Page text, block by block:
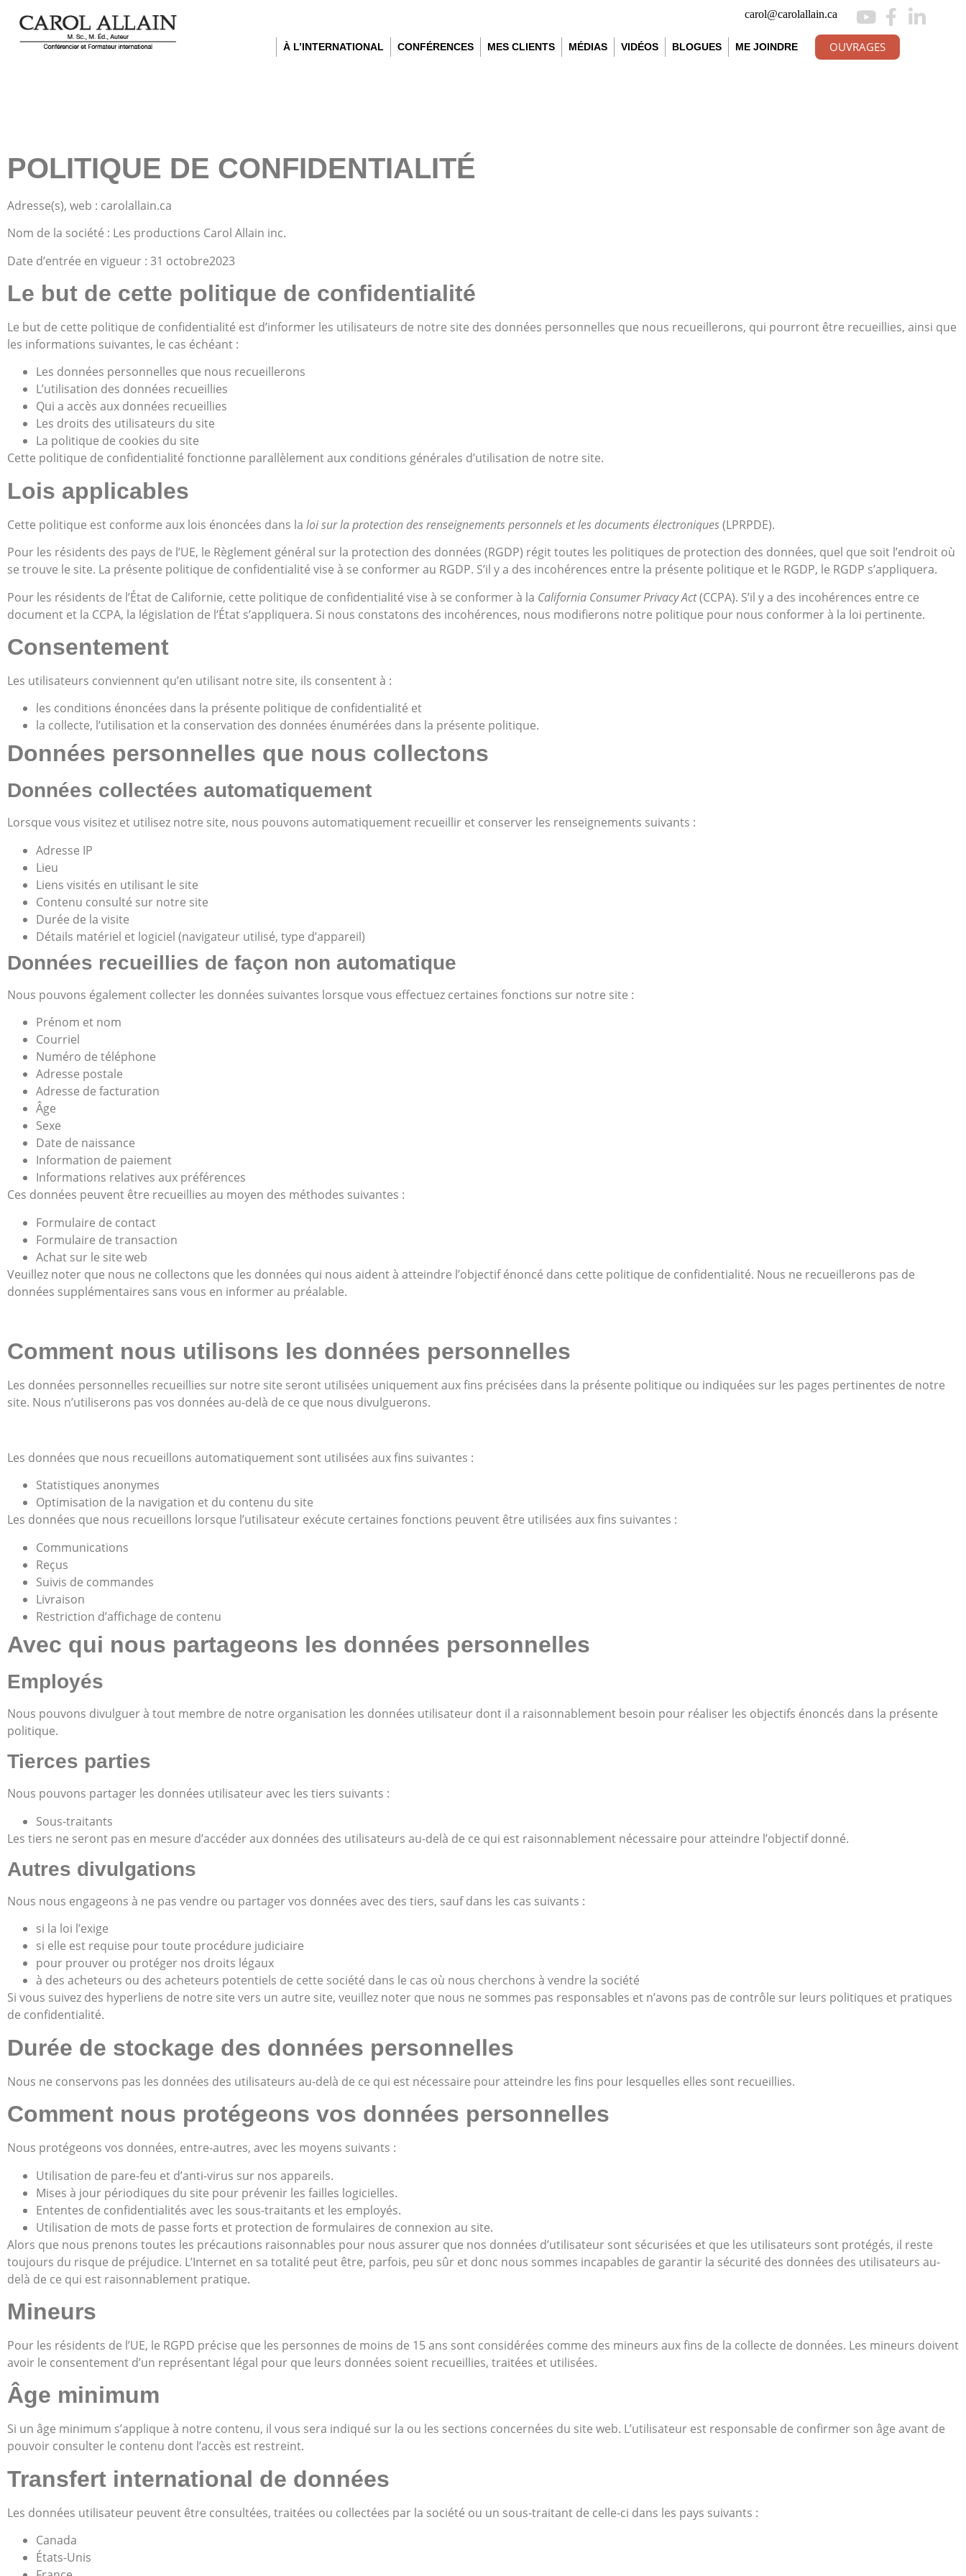
carol@carolallain.ca
À L’INTERNATIONAL CONFÉRENCES MES CLIENTS MÉDIAS VIDÉOS BLOGUES ME JOINDRE OUVRAGES
POLITIQUE DE CONFIDENTIALITÉ
Adresse(s), web : carolallain.ca
Nom de la société : Les productions Carol Allain inc.
Date d’entrée en vigueur : 31 octobre2023
Le but de cette politique de confidentialité
Le but de cette politique de confidentialité est d’informer les utilisateurs de notre site des données personnelles que nous recueillerons, qui pourront être recueillies, ainsi que
les informations suivantes, le cas échéant :
Les données personnelles que nous recueillerons
L’utilisation des données recueillies
Qui a accès aux données recueillies
Les droits des utilisateurs du site
La politique de cookies du site
Cette politique de confidentialité fonctionne parallèlement aux conditions générales d’utilisation de notre site.
Lois applicables
Cette politique est conforme aux lois énoncées dans la loi sur la protection des renseignements personnels et les documents électroniques(LPRPDE).
Pour les résidents des pays de l’UE, le Règlement général sur la protection des données (RGDP) régit toutes les politiques de protection des données, quel que soit l’endroit où
se trouve le site. La présente politique de confidentialité vise à se conformer au RGDP. S’il y a des incohérences entre la présente politique et le RGDP, le RGDP s’appliquera.
Pour les résidents de l’État de Californie, cette politique de confidentialité vise à se conformer à la California Consumer Privacy Act(CCPA). S’il y a des incohérences entre ce
document et la CCPA, la législation de l’État s’appliquera. Si nous constatons des incohérences, nous modifierons notre politique pour nous conformer à la loi pertinente.
Consentement
Les utilisateurs conviennent qu’en utilisant notre site, ils consentent à :
les conditions énoncées dans la présente politique de confidentialité et
la collecte, l’utilisation et la conservation des données énumérées dans la présente politique.
Données personnelles que nous collectons
Données collectées automatiquement
Lorsque vous visitez et utilisez notre site, nous pouvons automatiquement recueillir et conserver les renseignements suivants :
Adresse IP
Lieu
Liens visités en utilisant le site
Contenu consulté sur notre site
Durée de la visite
Détails matériel et logiciel (navigateur utilisé, type d’appareil)
Données recueillies de façon non automatique
Nous pouvons également collecter les données suivantes lorsque vous effectuez certaines fonctions sur notre site :
Prénom et nom
Courriel
Numéro de téléphone
Adresse postale
Adresse de facturation
Âge
Sexe
Date de naissance
Information de paiement
Informations relatives aux préférences
Ces données peuvent être recueillies au moyen des méthodes suivantes :
Formulaire de contact
Formulaire de transaction
Achat sur le site web
Veuillez noter que nous ne collectons que les données qui nous aident à atteindre l’objectif énoncé dans cette politique de confidentialité. Nous ne recueillerons pas de
données supplémentaires sans vous en informer au préalable.
Comment nous utilisons les données personnelles
Les données personnelles recueillies sur notre site seront utilisées uniquement aux fins précisées dans la présente politique ou indiquées sur les pages pertinentes de notre
site. Nous n’utiliserons pas vos données au-delà de ce que nous divulguerons.
Les données que nous recueillons automatiquement sont utilisées aux fins suivantes :
Statistiques anonymes
Optimisation de la navigation et du contenu du site
Les données que nous recueillons lorsque l’utilisateur exécute certaines fonctions peuvent être utilisées aux fins suivantes :
Communications
Reçus
Suivis de commandes
Livraison
Restriction d’affichage de contenu
Avec qui nous partageons les données personnelles
Employés
Nous pouvons divulguer à tout membre de notre organisation les données utilisateur dont il a raisonnablement besoin pour réaliser les objectifs énoncés dans la présente
politique.
Tierces parties
Nous pouvons partager les données utilisateur avec les tiers suivants :
Sous-traitants
Les tiers ne seront pas en mesure d’accéder aux données des utilisateurs au-delà de ce qui est raisonnablement nécessaire pour atteindre l’objectif donné.
Autres divulgations
Nous nous engageons à ne pas vendre ou partager vos données avec des tiers, sauf dans les cas suivants :
si la loi l’exige
si elle est requise pour toute procédure judiciaire
pour prouver ou protéger nos droits légaux
à des acheteurs ou des acheteurs potentiels de cette société dans le cas où nous cherchons à vendre la société
Si vous suivez des hyperliens de notre site vers un autre site, veuillez noter que nous ne sommes pas responsables et n’avons pas de contrôle sur leurs politiques et pratiques
de confidentialité.
Durée de stockage des données personnelles
Nous ne conservons pas les données des utilisateurs au-delà de ce qui est nécessaire pour atteindre les fins pour lesquelles elles sont recueillies.
Comment nous protégeons vos données personnelles
Nous protégeons vos données, entre-autres, avec les moyens suivants :
Utilisation de pare-feu et d’anti-virus sur nos appareils.
Mises à jour périodiques du site pour prévenir les failles logicielles.
Ententes de confidentialités avec les sous-traitants et les employés.
Utilisation de mots de passe forts et protection de formulaires de connexion au site.
Alors que nous prenons toutes les précautions raisonnables pour nous assurer que nos données d’utilisateur sont sécurisées et que les utilisateurs sont protégés, il reste
toujours du risque de préjudice. L’Internet en sa totalité peut être, parfois, peu sûr et donc nous sommes incapables de garantir la sécurité des données des utilisateurs au-
delà de ce qui est raisonnablement pratique.
Mineurs
Pour les résidents de l’UE, le RGPD précise que les personnes de moins de 15 ans sont considérées comme des mineurs aux fins de la collecte de données. Les mineurs doivent
avoir le consentement d’un représentant légal pour que leurs données soient recueillies, traitées et utilisées.
Âge minimum
Si un âge minimum s’applique à notre contenu, il vous sera indiqué sur la ou les sections concernées du site web. L’utilisateur est responsable de confirmer son âge avant de
pouvoir consulter le contenu dont l’accès est restreint.
Transfert international de données
Les données utilisateur peuvent être consultées, traitées ou collectées par la société ou un sous-traitant de celle-ci dans les pays suivants :
Canada
États-Unis